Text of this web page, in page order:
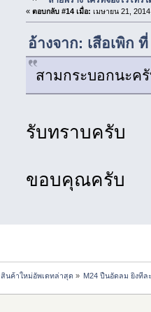
« ตอบกลับ #14 เมื่อ: เมษายน 21,
อ้างจาก: เสือเพิก
สามกระบอกนะค
รับทราบครับ
ขอบคุณครับ
สินค้าใหม่อัพเดทล่าสุด » M24 ปืนอัดลม ยิงทีล